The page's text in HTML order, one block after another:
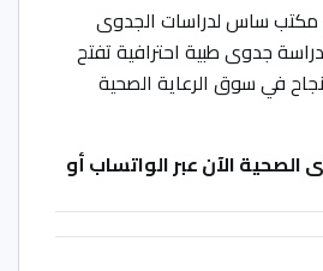
ساس لدراسات الجدوى
جدوى طبية احترافية تفتح
في سوق الرعاية الصحية
الآن عبر الواتساب أو